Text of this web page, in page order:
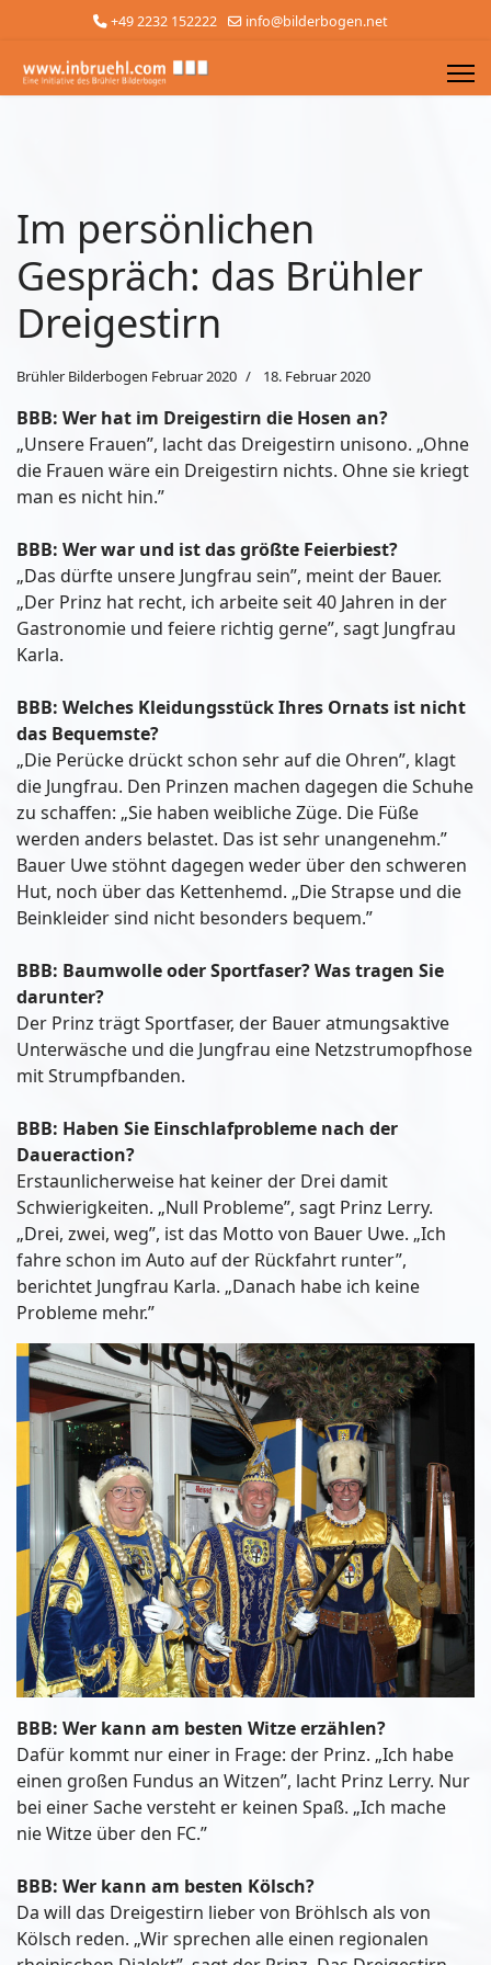
+49 2232 152222 info@bilderbogen.net
Im persönlichen
Gespräch: das Brühler
Dreigestirn
Brühler Bilderbogen Februar 2020 18. Februar 2020
BBB: Wer hat im Dreigestirn die Hosen an?
„Unsere Frauen”, lacht das Dreigestirn unisono. „Ohne
die Frauen wäre ein Dreigestirn nichts. Ohne sie kriegt
man es nicht hin.”
BBB: Wer war und ist das größte Feierbiest?
„Das dürfte unsere Jungfrau sein”, meint der Bauer.
„Der Prinz hat recht, ich arbeite seit 40 Jahren in der
Gastronomie und feiere richtig gerne”, sagt Jungfrau
Karla.
BBB: Welches Kleidungsstück Ihres Ornats ist nicht
das Bequemste?
„Die Perücke drückt schon sehr auf die Ohren”, klagt
die Jungfrau. Den Prinzen machen dagegen die Schuhe
zu schaffen: „Sie haben weibliche Züge. Die Füße
werden anders belastet. Das ist sehr unangenehm.”
Bauer Uwe stöhnt dagegen weder über den schweren
Hut, noch über das Kettenhemd. „Die Strapse und die
Beinkleider sind nicht besonders bequem.”
BBB: Baumwolle oder Sportfaser? Was tragen Sie
darunter?
Der Prinz trägt Sportfaser, der Bauer atmungsaktive
Unterwäsche und die Jungfrau eine Netzstrumopfhose
mit Strumpfbanden.
BBB: Haben Sie Einschlafprobleme nach der
Daueraction?
Erstaunlicherweise hat keiner der Drei damit
Schwierigkeiten. „Null Probleme”, sagt Prinz Lerry.
„Drei, zwei, weg”, ist das Motto von Bauer Uwe. „Ich
fahre schon im Auto auf der Rückfahrt runter”,
berichtet Jungfrau Karla. „Danach habe ich keine
Probleme mehr.”
BBB: Wer kann am besten Witze erzählen?
Dafür kommt nur einer in Frage: der Prinz. „Ich habe
einen großen Fundus an Witzen”, lacht Prinz Lerry. Nur
bei einer Sache versteht er keinen Spaß. „Ich mache
nie Witze über den FC.”
BBB: Wer kann am besten Kölsch?
Da will das Dreigestirn lieber von Bröhlsch als von
Kölsch reden. „Wir sprechen alle einen regionalen